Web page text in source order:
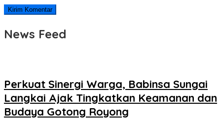
News Feed
Perkuat Sinergi Warga, Babinsa Sungai
Langkai Ajak Tingkatkan Keamanan dan
Budaya Gotong Royong